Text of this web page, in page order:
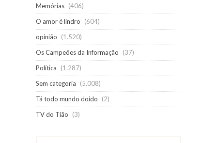
Memórias (406)
O amor é lindro
(604)
opinião
(1.520)
Os Campeões da Informação
(37)
Política
(1.287)
Sem categoria
(5.008)
Tá todo mundo doido
(2)
TV do Tião
(3)